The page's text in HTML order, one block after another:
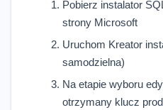
Pobierz instalator
strony Microsoft
Uruchom Kreator
samodzielna)
Na etapie wyboru
otrzymany klucz